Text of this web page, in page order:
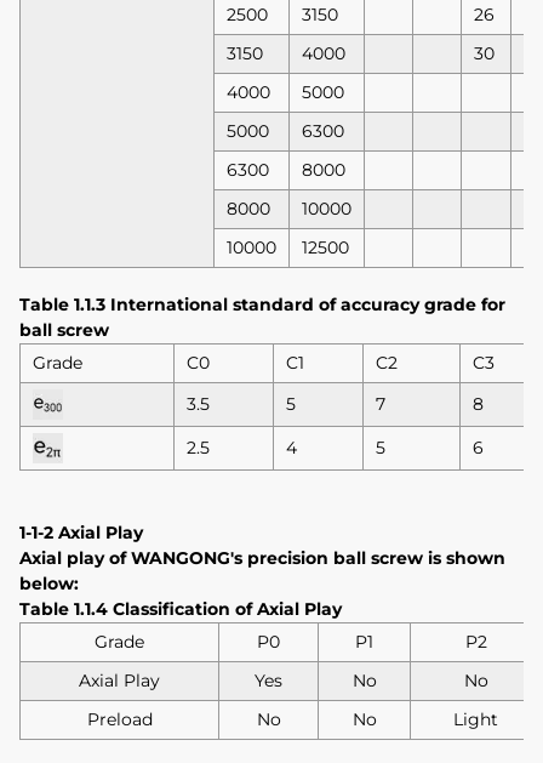
2500
3150 26
3150
4000 30
4000
5000
5000
6300
6300
8000
8000
10000
10000
12500
Table 1.1.3 International standard of accuracy grade for
ball screw
Grade
C0 C1 C2
C3
3.5
5 7
8
2.5
4 5 6
1-1-2 Axial Play
Axial play of WANGONG's precision ball screw is shown
below:
Table 1.1.4 Classification of Axial Play
Grade
P0 P1
P2
Axial Play
Yes No
No
Preload
No No Light